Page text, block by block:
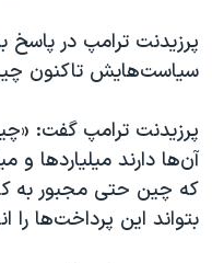
پرزیدنت ترامپ در
سیاست‌هایش تاکنون
پرزیدنت ترامپ گفت:
آن‌ها دارند میلیاردها و
که چین حتی مجبور به
بتواند این پرداخت‌ها را